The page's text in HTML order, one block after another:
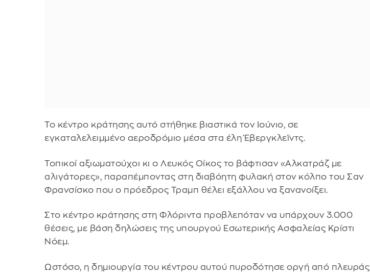
Το κέντρο κράτησης αυτό στήθηκε βιαστικά τον Ιούνιο, σε
εγκαταλελειμμένο αεροδρόμιο μέσα στα έλη Έβεργκλεϊντς.
Τοπικοί αξιωματούχοι κι ο Λευκός Οίκος το βάφτισαν «Αλκατράζ με
αλιγάτορες», παραπέμποντας στη διαβόητη φυλακή στον κόλπο του Σαν
Φρανσίσκο που ο πρόεδρος Τραμπ θέλει εξάλλου να ξανανοίξει.
Στο κέντρο κράτησης στη Φλόριντα προβλεπόταν να υπάρχουν 3.000
θέσεις, με βάση δηλώσεις της υπουργού Εσωτερικής Ασφαλείας Κρίστι
Νόεμ.
Ωστόσο, η δημιουργία του κέντρου αυτού πυροδότησε οργή από πλευράς